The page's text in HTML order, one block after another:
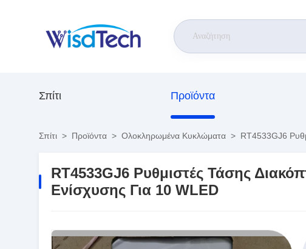
Σπίτι Προϊόντα
Σπίτι > Προϊόντα > Ολοκληρωμένα Κυκλώματα > RT4533GJ6
RT4533GJ6 Ρυθμιστές Τάσης
Ενίσχυσης Για 10 WLED